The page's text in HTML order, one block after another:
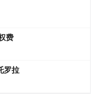
费
罗拉